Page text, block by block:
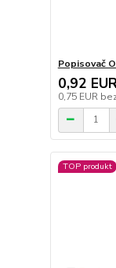
Popisovač
0,92
0,75 EUR
TOP produkt